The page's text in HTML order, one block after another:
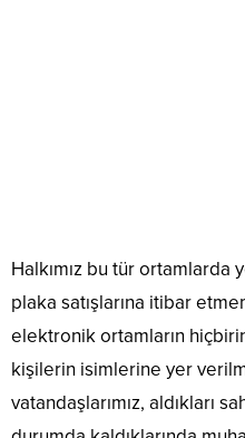
Halkımız bu tür ortamlarda
plaka satışlarına itibar
elektronik ortamların
kişilerin isimlerine yer
vatandaşlarımız, aldıkları